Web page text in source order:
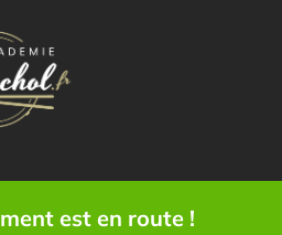
est en route !